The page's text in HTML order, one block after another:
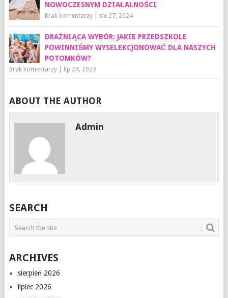
NOWOCZESNYM DZIAŁALNOŚCI
Brak komentarzy| sie 27, 2024
DRAŻNIĄCA WYBÓR: JAKIE PRZEDSZKOLE
POWINNIŚMY WYSELEKCJONOWAĆ DLA NASZYCH
POTOMKÓW?
Brak komentarzy| lip 24, 2023
ABOUT THE AUTHOR
Admin
SEARCH
ARCHIVES
sierpień 2026
lipiec 2026